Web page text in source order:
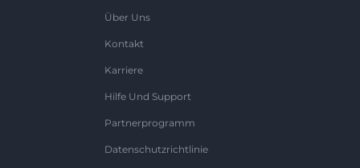
Über Uns
Kontakt
Karriere
Hilfe Und Support
Partnerprogramm
Datenschutzrichtlinie